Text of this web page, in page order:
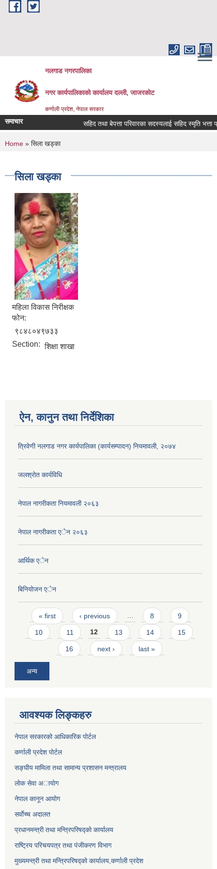
Skip to main content
नलगाड नगरपालिका
नगर कार्यपालिकाको कार्यालय दल्ली, जाजरकाेट
कर्णाली प्रदेश, नेपाल सरकार
समाचार सहिद तथा बेपत्ता परिवारका सदस्यलाई सहिद स्मृति भत्ता
You are here
Home » सिला खड्का
सिला खड्का
म‍हिला विकास निरीक्षक
फोन:
९८४८०४९७३३
Section: शिक्षा शाखा
ऐन, कानुन तथा निर्देशिका
त्रिवेणी नलगाड नगर कार्यपालिका (कार्यसम्पादन) नियमावली, २०७४
जलश्राेत कार्यविधि
नेपाल नागरीकता नियमावली २०६३
नेपाल नागरीकता एेन २०६३
आर्थिक एेन
बिनियोजन एेन
Pages
« first ‹ previous … 8 9
10 11 12 13 14 15
16 next › last »
अन्य
आवश्यक लिङ्कहरु
नेपाल सरकारको आधिकारिक पोर्टल
कर्णाली प्रदेश पोर्टल
सङ्घीय मामिला तथा सामान्य प्रशासन मन्त्रालय
लाेक सेवा अायाेग
नेपाल कानून आयोग
सर्वाेच्च अदालत
प्रधानमन्त्री तथा मन्त्रिपरिषद्को कार्यालय
राष्ट्रिय परिचयपत्र तथा पंजीकरण विभाग
मुख्यमन्त्री तथा मन्त्रिपरिषद्को कार्यालय,कर्णाली प्रदेश